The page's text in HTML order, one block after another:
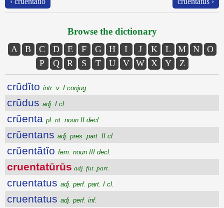
Browse the dictionary
A B C D E F G H I J K L M N
O
P
Q R S T U V W X Y Z
crūdĭto intr. v. I conjug.
crūdus adj. I cl.
crŭenta pl. nt. noun II decl.
crŭentans adj. pres. part. II cl.
crŭentātĭo fem. noun III decl.
cruentatūrūs adj. fut. part.
cruentatus adj. perf. part. I cl.
cruentatus adj. perf. inf.